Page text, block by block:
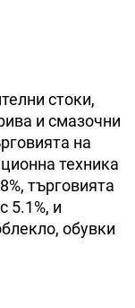
стоки,
и смазочни
на
техника
търговията
5.1%, и
обувки